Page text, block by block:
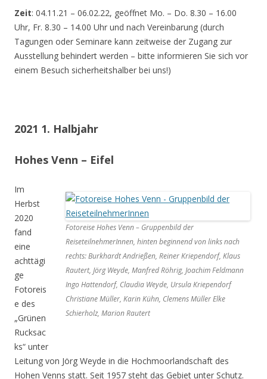
Zeit: 04.11.21 – 06.02.22, geöffnet Mo. – Do. 8.30 – 16.00
Uhr, Fr. 8.30 – 14.00 Uhr und nach Vereinbarung (durch
Tagungen oder Seminare kann zeitweise der Zugang zur
Ausstellung behindert werden – bitte informieren Sie sich vor
einem Besuch sicherheitshalber bei uns!)
2021 1. Halbjahr
Hohes Venn – Eifel
Fotoreise Hohes Venn – Gruppenbild der
ReiseteilnehmerInnen, hinten beginnend von links nach
rechts: Burkhardt Andrießen, Reiner Kriependorf, Klaus
Rautert, Jörg Weyde, Manfred Röhrig, Joachim Feldmann
Ingo Hattendorf, Claudia Weyde, Ursula Kriependorf
Christiane Müller, Karin Kühn, Clemens Müller Elke
Schierholz, Marion Rautert
Im
Herbst
2020
fand
eine
achttägi
ge
Fotoreis
e des
„Grünen
Rucksac
ks“ unter
Leitung von Jörg Weyde in die Hochmoorlandschaft des
Hohen Venns statt. Seit 1957 steht das Gebiet unter Schutz.